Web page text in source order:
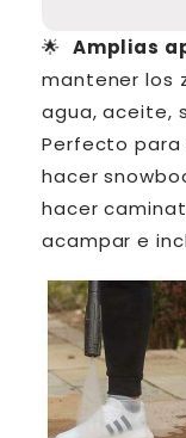
🌟 Amplias
mantener los
agua, aceite,
Perfecto para
hacer
hacer
acampar e